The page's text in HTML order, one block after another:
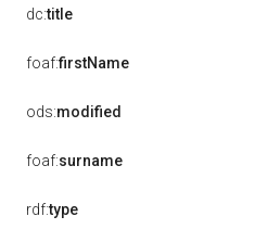
dc:title
foaf:firstName
ods:modified
foaf:surname
rdf:type